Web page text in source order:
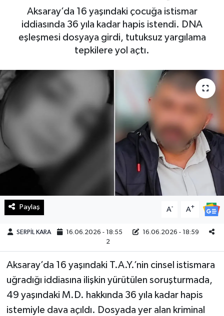
Aksaray’da 16 yaşındaki çocuğa istismar
iddiasında 36 yıla kadar hapis istendi. DNA
eşleşmesi dosyaya girdi, tutuksuz yargılama
tepkilere yol açtı.
Paylaş A- A+
SERPİL KARA 16.06.2026 - 18:55
16.06.2026 - 18:59
2
Aksaray’da 16 yaşındaki T.A.Y.’nin cinsel istismara
uğradığı iddiasına ilişkin yürütülen soruşturmada,
49 yaşındaki M.D. hakkında 36 yıla kadar hapis
istemiyle dava açıldı. Dosyada yer alan kriminal
Haberde İnsan
Kültür Sanat
Magazin
Manşet Altı
Sağlık
Spor
Yaşam
KAHRAMANMARAŞ